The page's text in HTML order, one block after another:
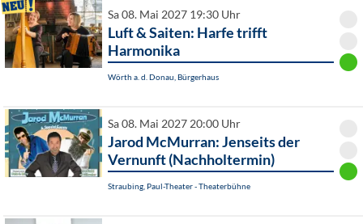
Sa 08. Mai 2027 19:30 Uhr
Luft & Saiten: Harfe trifft
Harmonika
Wörth a. d. Donau, Bürgerhaus
Sa 08. Mai 2027 20:00 Uhr
Jarod McMurran: Jenseits der
Vernunft (Nachholtermin)
Straubing, Paul-Theater - Theaterbühne